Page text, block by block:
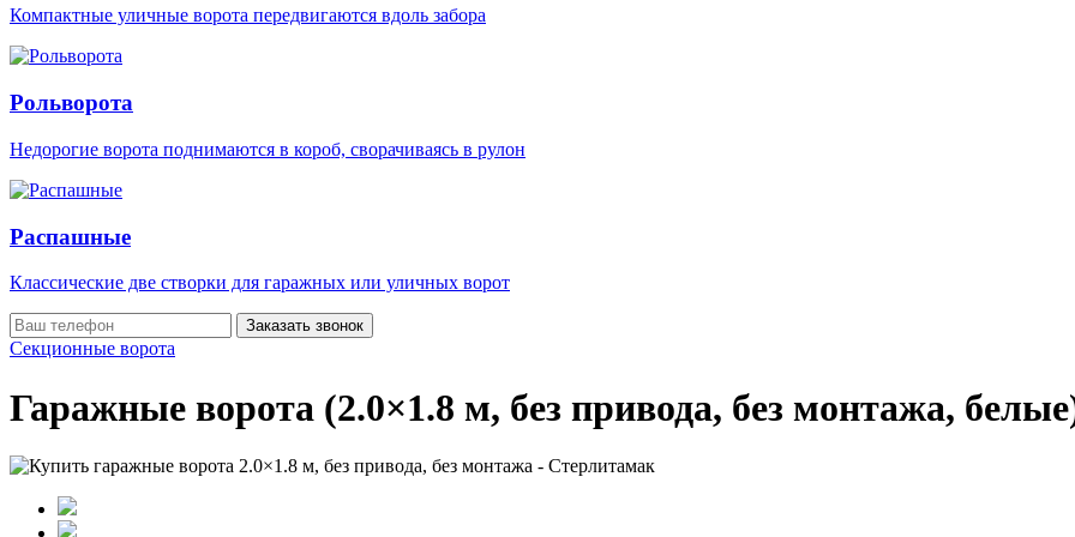
Компактные уличные ворота передвигаются вдоль забора
Рольворота
Недорогие ворота поднимаются в короб, сворачиваясь в рулон
Распашные
Классические две створки для гаражных или уличных ворот
Заказать звонок
Секционные ворота
Гаражные ворота (2.0×1.8 м, без привода, без монтажа,